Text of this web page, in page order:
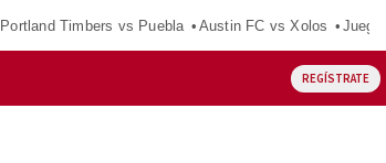
Portland Timbers vs Puebla Austin FC vs Xolos
REGÍSTRATE